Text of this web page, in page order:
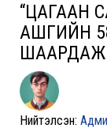
“ЦАГААН
АШГИЙН
ШААРДАЖ
Нийтэлсэн: